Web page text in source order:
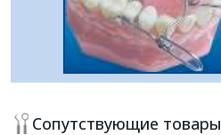
Сопутствующие товары